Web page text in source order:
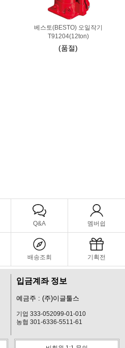
베스토(BESTO) 오일작기
T91204(12ton)
(품절)
Q&A 멤버쉽
배송조회 기획전
입금계좌 정보
예금주 : (주)이글툴스
기업 333-052099-01-010
농협 301-6336-5511-61